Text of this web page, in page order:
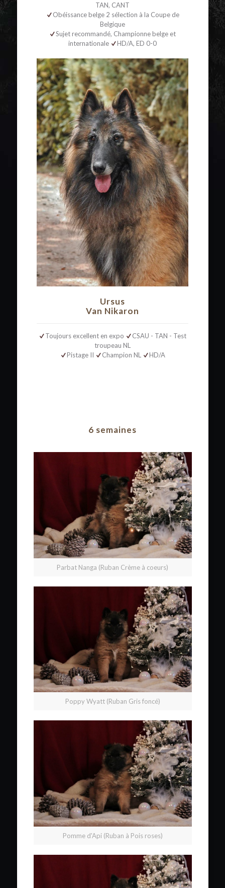
TAN, CANT
Obéissance belge 2 sélection à la Coupe de
Belgique
Sujet recommandé, Championne belge et
internationale
HD/A, ED 0-0
Ursus
Van Nikaron
Toujours excellent en expo
CSAU - TAN - Test
troupeau NL
Pistage II
Champion NL HD/A
6 semaines
Parbat Nanga (Ruban Crème à coeurs)
Poppy Wyatt (Ruban Gris foncé)
Pomme d'Api (Ruban à Pois roses)